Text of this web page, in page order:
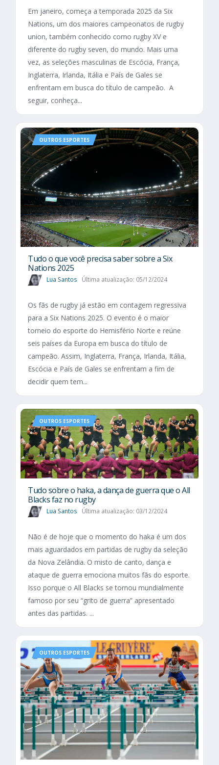
Em janeiro, começa a temporada 2025 da Six
Nations, um dos maiores campeonatos de rugby
union, também conhecido como rugby XV e
diferente do rugby seven, do mundo. Mais uma
vez, as seleções masculinas de Escócia, França,
Inglaterra, Irlanda, Itália e País de Gales se
enfrentam em busca do título de campeão. A
seguir, conheça...
OUTROS ESPORTES
Tudo o que você precisa saber sobre a Six
Nations 2025​
Lua Santos Última atualização: 05/12/2024
Os fãs de rugby já estão em contagem regressiva
para a Six Nations 2025. O evento é o maior
torneio do esporte do Hemisfério Norte e reúne
seis países da Europa em busca do título de
campeão. Assim, Inglaterra, França, Irlanda, Itália,
Escócia e País de Gales se enfrentam a fim de
decidir quem tem...
OUTROS ESPORTES
Tudo sobre o haka, a dança de guerra que o All
Blacks faz no rugby
Lua Santos Última atualização: 03/12/2024
Não é de hoje que o momento do haka é um dos
mais aguardados em partidas de rugby da seleção
da Nova Zelândia. O misto de canto, dança e
ataque de guerra emociona muitos fãs do esporte.
Isso porque o All Blacks se tornou mundialmente
famoso por seu “grito de guerra” apresentado
antes das partidas. ...
OUTROS ESPORTES